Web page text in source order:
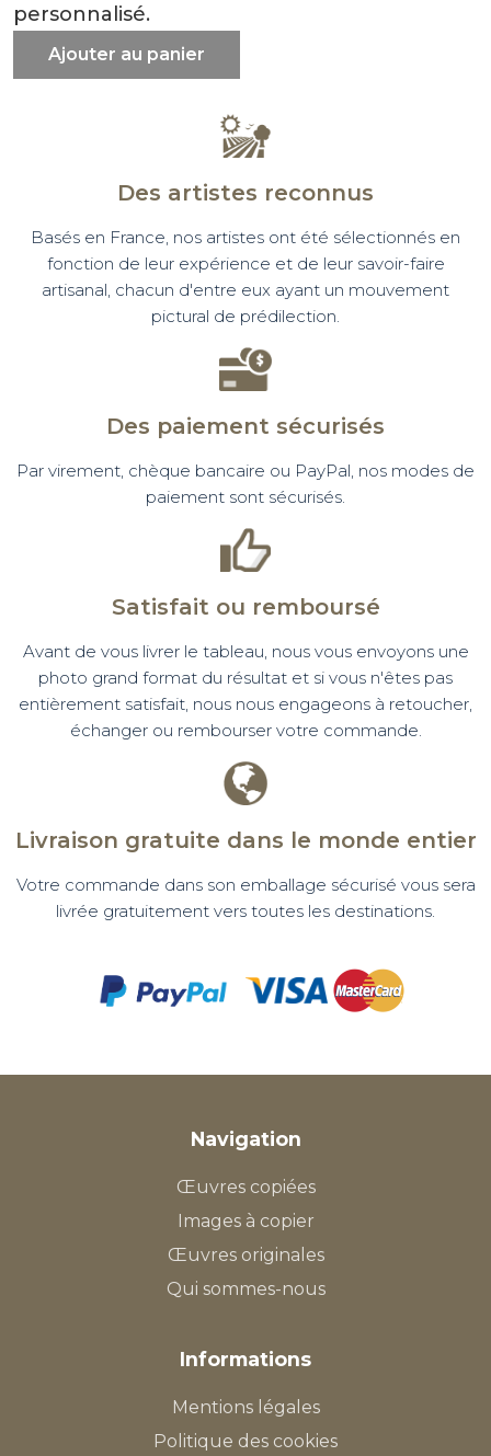
personnalisé.
Ajouter au panier
Des artistes reconnus
Basés en France, nos artistes ont été sélectionnés en
fonction de leur expérience et de leur savoir-faire
artisanal, chacun d'entre eux ayant un mouvement
pictural de prédilection.
Des paiement sécurisés
Par virement, chèque bancaire ou PayPal, nos modes de
paiement sont sécurisés.
Satisfait ou remboursé
Avant de vous livrer le tableau, nous vous envoyons une
photo grand format du résultat et si vous n'êtes pas
entièrement satisfait, nous nous engageons à retoucher,
échanger ou rembourser votre commande.
Livraison gratuite dans le monde entier
Votre commande dans son emballage sécurisé vous sera
livrée gratuitement vers toutes les destinations.
Navigation
Œuvres copiées
Images à copier
Œuvres originales
Qui sommes-nous
Informations
Mentions légales
Politique des cookies